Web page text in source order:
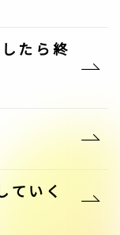
たら終
ていく